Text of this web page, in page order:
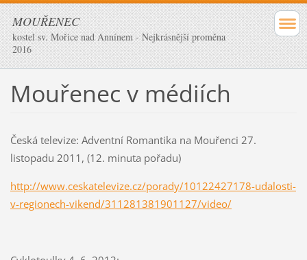
MOUŘENEC
kostel sv. Mořice nad Annínem - Nejkrásnější proměna
2016
Mouřenec v médiích
Česká televize: Adventní Romantika na Mouřenci 27.
listopadu 2011, (12. minuta pořadu)
http://www.ceskatelevize.cz/porady/10122427178-udalosti-
v-regionech-vikend/311281381901127/video/